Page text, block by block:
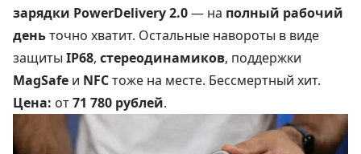
зарядки PowerDelivery 2.0— на полный рабочий
деньточно хватит. Остальные навороты в виде
защиты IP68, стереодинамиков, поддержки
MagSafe и NFCтоже на месте. Бессмертный хит.
Цена: от71 780 рублей.